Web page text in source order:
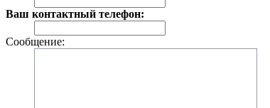
Ваш контактный телефон:
Сообщение: